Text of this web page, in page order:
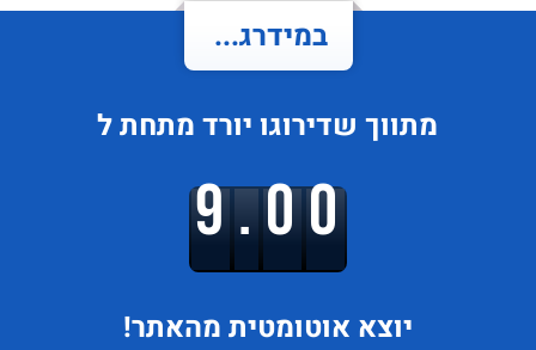
במידרג...
מתווך שדירוגו יורד מתחת ל
9.00
יוצא אוטומטית מהאתר!